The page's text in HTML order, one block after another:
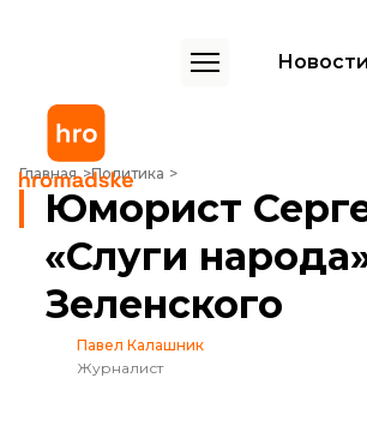
Новости
Главная Политика
Юморист Сергей Сивохо идет в депутаты от
Юморист
«Слуги
Зеленского
Павел Калашник
Журналист